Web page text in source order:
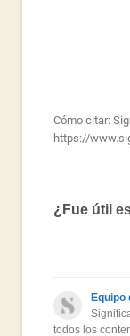
Cómo citar:
https://
¿Fue útil
Este
Equipo
todos los